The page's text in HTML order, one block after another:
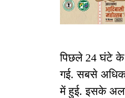
पिछले 24 घंटे के
गई. सबसे अधिक
में हुई. इसके